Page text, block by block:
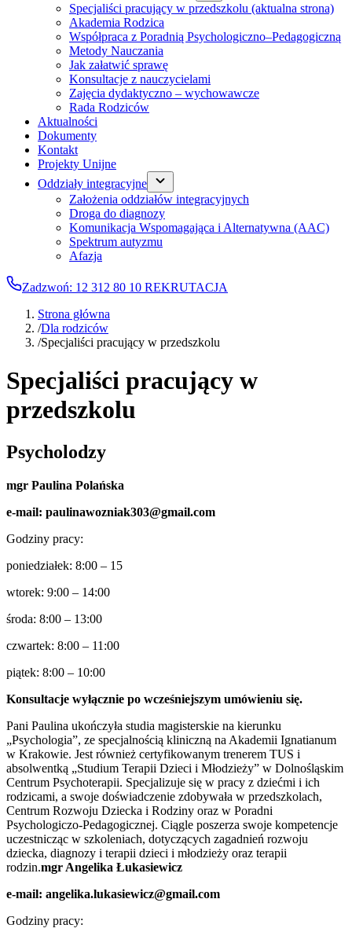
Specjaliści pracujący w przedszkolu (aktualna strona)
Akademia Rodzica
Współpraca z Poradnią Psychologiczno–Pedagogiczną
Metody Nauczania
Jak załatwić sprawę
Konsultacje z nauczycielami
Zajęcia dydaktyczno – wychowawcze
Rada Rodziców
Aktualności
Dokumenty
Kontakt
Projekty Unijne
Oddziały integracyjne
Założenia oddziałów integracyjnych
Droga do diagnozy
Komunikacja Wspomagająca i Alternatywna (AAC)
Spektrum autyzmu
Afazja
Zadzwoń: 12 312 80 10 REKRUTACJA
Strona główna
/Dla rodziców
/Specjaliści pracujący w przedszkolu
Specjaliści pracujący w
przedszkolu
Psycholodzy
mgr Paulina Polańska
e-mail: paulinawozniak303@gmail.com
Godziny pracy:
poniedziałek: 8:00 – 15
wtorek: 9:00 – 14:00
środa: 8:00 – 13:00
czwartek: 8:00 – 11:00
piątek: 8:00 – 10:00
Konsultacje wyłącznie po wcześniejszym umówieniu się.
Pani Paulina ukończyła studia magisterskie na kierunku
„Psychologia”, ze specjalnością kliniczną na Akademii Ignatianum
w Krakowie. Jest również certyfikowanym trenerem TUS i
absolwentką „Studium Terapii Dzieci i Młodzieży” w Dolnośląskim
Centrum Psychoterapii. Specjalizuje się w pracy z dziećmi i ich
rodzicami, a swoje doświadczenie zdobywała w przedszkolach,
Centrum Rozwoju Dziecka i Rodziny oraz w Poradni
Psychologiczo-Pedagogicznej. Ciągle poszerza swoje kompetencje
uczestnicząc w szkoleniach, dotyczących zagadnień rozwoju
dziecka, diagnozy i terapii dzieci i młodzieży oraz terapii
rodzin.mgr Angelika Łukasiewicz
e-mail: angelika.lukasiewicz@gmail.com
Godziny pracy: